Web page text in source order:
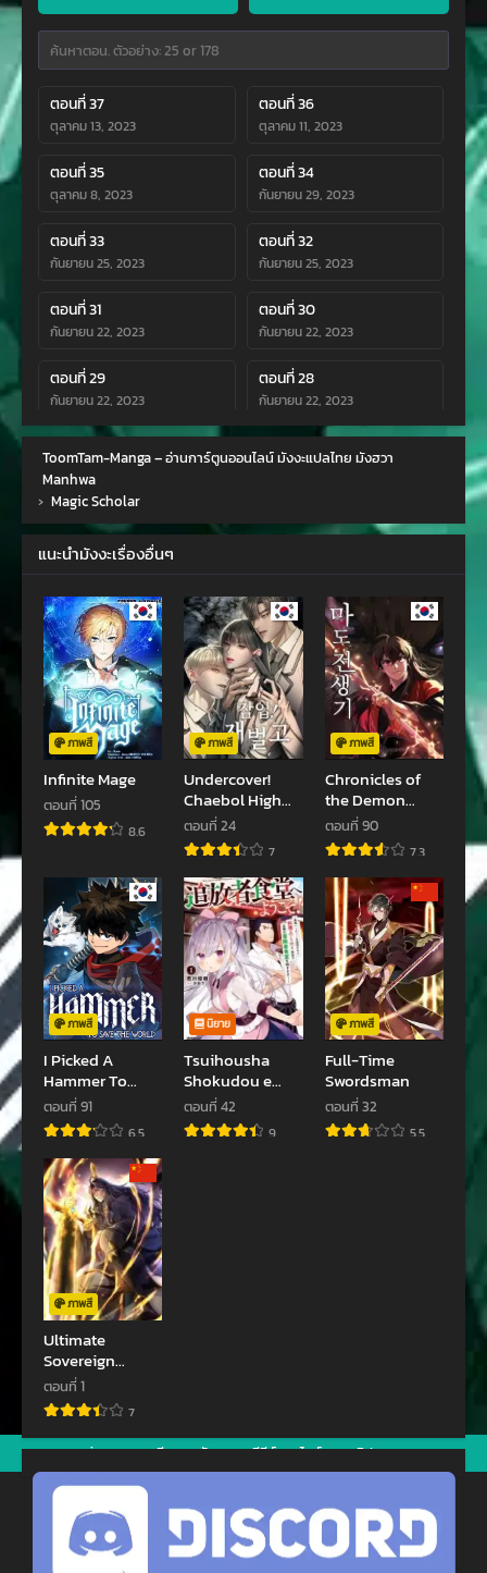
ตอนที่ 37
ตุลาคม 13, 2023
ตอนที่ 36
ตุลาคม 11, 2023
ตอนที่ 35
ตุลาคม 8, 2023
ตอนที่ 34
กันยายน 29, 2023
ตอนที่ 33
กันยายน 25, 2023
ตอนที่ 32
กันยายน 25, 2023
ตอนที่ 31
กันยายน 22, 2023
ตอนที่ 30
กันยายน 22, 2023
ตอนที่ 29
กันยายน 22, 2023
ตอนที่ 28
กันยายน 22, 2023
กันยายน 22, 2023
ตอนที่ 26
กันยายน 22, 2023
ตอนที่ 25
กันยายน 22, 2023 กันยายน 22, 2023
กันยายน 22, 2023 กันยายน 22, 2023
ตอนที่ 21
กันยายน 22, 2023
ตอนที่ 20
กันยายน 22, 2023
ตอนที่ 19
กันยายน 22, 2023
ตอนที่ 18
กันยายน 22, 2023
ตอนที่ 17
กันยายน 22, 2023
ตอนที่ 16
กันยายน 22, 2023
กันยายน 22, 2023
ตอนที่ 14
กันยายน 22, 2023
ตอนที่ 13
กันยายน 22, 2023
ตอนที่ 12
กันยายน 22, 2023
ตอนที่ 11
กันยายน 22, 2023
ตอนที่ 10
กันยายน 22, 2023
ตอนที่ 9
กันยายน 22, 2023
ตอนที่ 8
กันยายน 22, 2023
ตอนที่ 7
กันยายน 22, 2023
ตอนที่ 6
ตอนที่ 5
กันยายน 22, 2023
ตอนที่ 3
กันยายน 22, 2023
ตอนที่ 1
กันยายน 22, 2023
ToomTam-Manga – อ่านการ์ตูนออนไลน์ มังงะแปลไทย มังฮวา
Manhwa
› Magic Scholar
แนะนำมังงะเรื่องอื่นๆ
ภาพสี
Infinite Mage
ตอนที่ 105
8.6
ภาพสี
Undercover!
Chaebol High
School
ตอนที่ 24
7
ภาพสี
Chronicles of
the Demon
Faction
ตอนที่ 90
7.3
ภาพสี
I Picked A
Hammer To
Save The World
ตอนที่ 91
6.5
นิยาย
Tsuihousha
Shokudou e
Youkoso!
ตอนที่ 42
9
ภาพสี
Full-Time
Swordsman
ตอนที่ 32
5.5
ภาพสี
Ultimate
Sovereign
จักรพรรดิสูงสุด
ตอนที่ 1
7
jav xxxจีน มังงะ ซีรีย์ออนไลน์ คลิปหลุด